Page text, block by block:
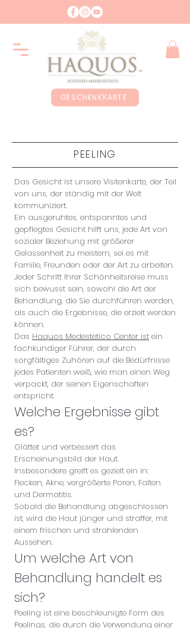
GESCHENKKARTE
PEELING
Das Gesicht ist unsere Visitenkarte, der Teil
von uns, der ständig mit der Welt
kommuniziert.
Ein ausgeruhtes, entspanntes und
gepflegtes Gesicht hilft uns, jede Art von
sozialer Beziehung mit größerer
Gelassenheit zu meistern, sei es mit
Familie, Freunden oder der Art zu arbeiten.
Jeder Schritt Ihrer Schönheitsreise muss
sich bewusst sein, sowohl die Art der
Behandlung, die Sie durchführen werden,
als auch die Ergebnisse, die erzielt werden
können.
Das Haquos Medestetico Center ist ein
fachkundiger Führer, der durch
sorgfältiges Zuhören auf die Bedürfnisse
jedes Patienten weiß, wie man einen Weg
verpackt, der seinen Eigenschaften
entspricht.
Welche Ergebnisse gibt
es?
Glättet und verbessert das
Erscheinungsbild der Haut.
Insbesondere greift es gezielt ein in:
Flecken, Akne, vergrößerte Poren, Falten
und Dermatitis.
Sobald die Behandlung abgeschlossen
ist, wird die Haut jünger und straffer, mit
einem frischen und strahlenden
Aussehen.
Um welche Art von
Behandlung handelt es
sich?
Peeling ist eine beschleunigte Form des
Peelings, die durch die Verwendung einer